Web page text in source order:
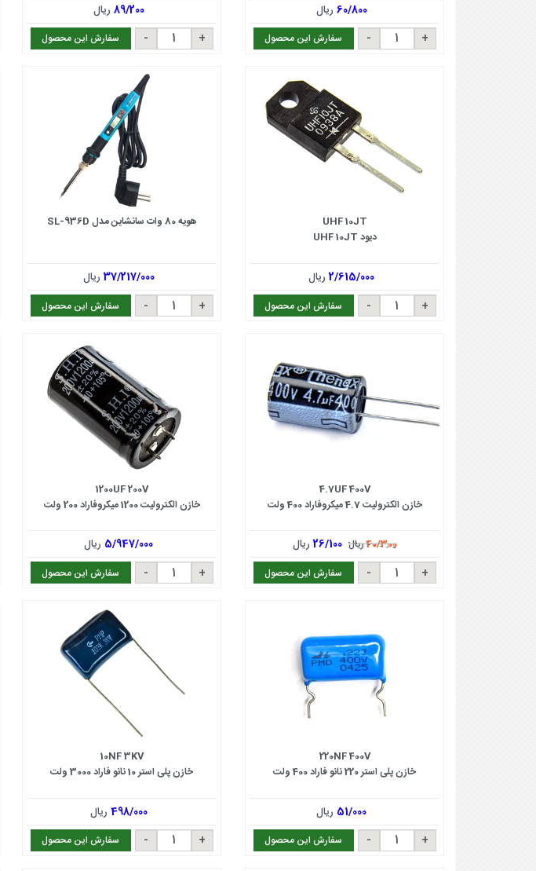
60/800 ریال
سفارش این محصول
89/200 ریال
سفارش این محصول
UHF 10JT
دیود UHF 10JT
2/615/000ریال
سفارش این محصول
هویه 80 وات سانشاین مدل SL-936D
37/217/000ریال
سفارش این محصول
4.7UF 400V
خازن الکترولیت 4.7 میکروفاراد 400 ولت
40/300ریال 26/100ریال
سفارش این محصول
1200UF 200V
خازن الکترولیت 1200 میکروفاراد 200 ولت
5/947/000 ریال
سفارش این محصول
220NF 400V
خازن پلی استر 220 نانو فاراد 400 ولت
51/000 ریال
سفارش این محصول
10NF 3KV
خازن پلی استر 10 نانو فاراد 3000 ولت
498/000 ریال
سفارش این محصول